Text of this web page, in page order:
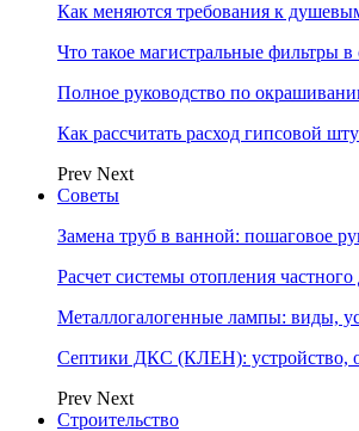
Как меняются требования к
Что такое магистральные фильтры
Полное руководство по
Как рассчитать расход гипсовой
Prev Next
Советы
Замена труб в ванной: пошаговое
Расчет системы отопления
Металлогалогенные лампы: виды,
Септики ДКС (КЛЕН): устройство,
Prev Next
Строительство